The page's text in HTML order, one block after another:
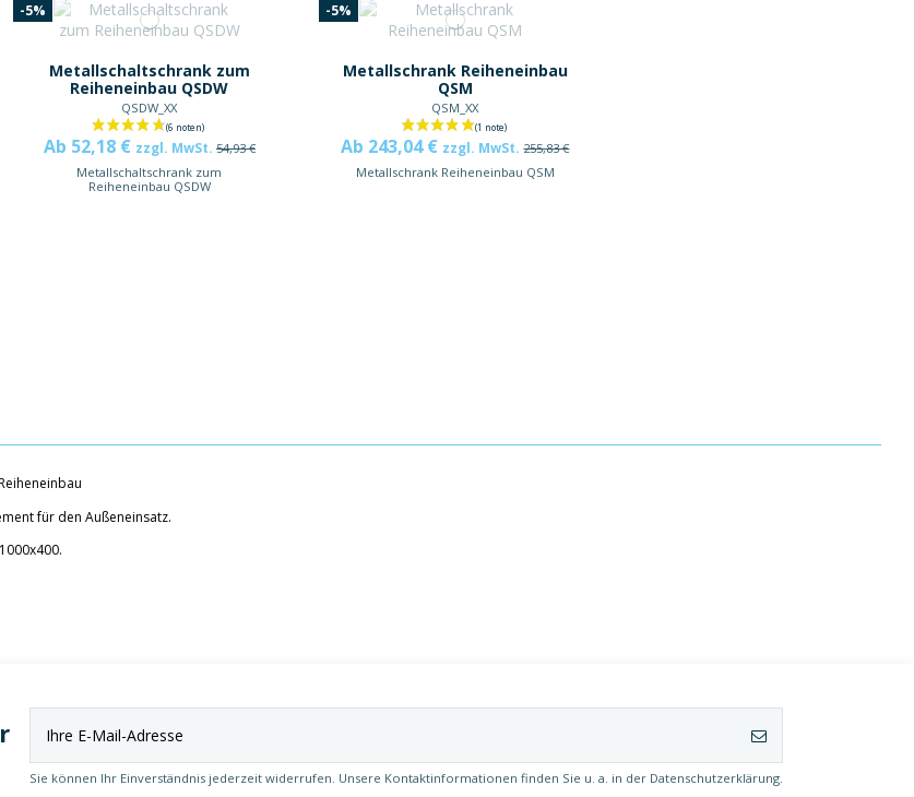
-5%
Metallschaltschrank zum
Reiheneinbau QSDW
QSDW_XX
Ab 52,18 € zzgl. MwSt. 54,93 €
Metallschaltschrank zum
Reiheneinbau QSDW
-5%
Metallschrank Reiheneinbau
QSM
QSM_XX
Ab 243,04 € zzgl. MwSt.255,83 €
Metallschrank Reiheneinbau QSM
für den Außeneinsatz.
Sie können Ihr Einverständnis jederzeit widerrufen. Unsere Kontaktinformationen finden Sie u. a. in der Datenschutzerklärung.